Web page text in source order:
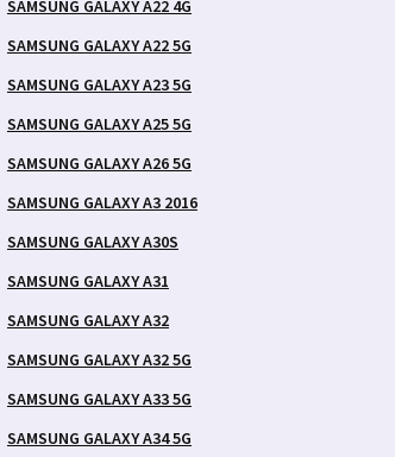
SAMSUNG GALAXY A22 4G
SAMSUNG GALAXY A22 5G
SAMSUNG GALAXY A23 5G
SAMSUNG GALAXY A25 5G
SAMSUNG GALAXY A26 5G
SAMSUNG GALAXY A3 2016
SAMSUNG GALAXY A30S
SAMSUNG GALAXY A31
SAMSUNG GALAXY A32
SAMSUNG GALAXY A32 5G
SAMSUNG GALAXY A33 5G
SAMSUNG GALAXY A34 5G